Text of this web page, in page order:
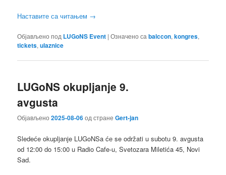
Наставите са читањем →
Објављено под LUGoNS Event |Означено са balccon,kongres,
tickets,ulaznice
LUGoNS okupljanje 9.
avgusta
Објављено2025-08-06од странеGert-jan
Sledeće okupljanje LUGoNSa ćе se održati u subotu 9. avgusta
od 12:00 do 15:00 u Radio Cafe-u, Svetozara Miletića 45, Novi
Sad.